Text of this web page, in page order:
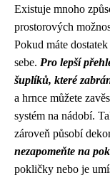
Existuje mnoho
prostorových
Pokud máte
sebe. Pro lepší
šuplíků, které
a hrnce můžete
systém na nádobí.
zároveň působí
nezapomeňte na
pokličky nebo je